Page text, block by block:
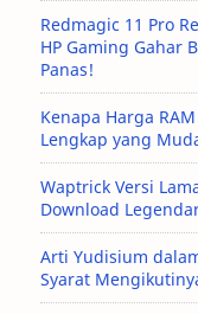
Redmagic 11 Pro
HP Gaming Gahar
Panas!
Kenapa Harga
Lengkap yang
Waptrick Versi
Download
Arti Yudisium
Syarat